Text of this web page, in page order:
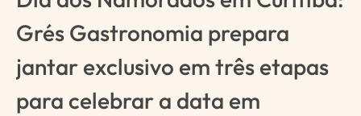
Grés Gastronomia prepara
jantar exclusivo em três etapas
para celebrar a data em